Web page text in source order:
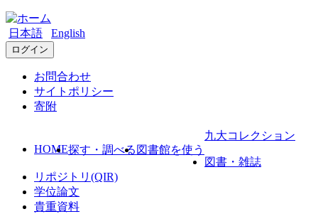
日本語 English
ログイン
お問合わせ
サイトポリシー
寄附
HOME探す・調べる 図書館を使う
九大コレクション
図書・雑誌
リポジトリ(QIR)
学位論文
貴重資料